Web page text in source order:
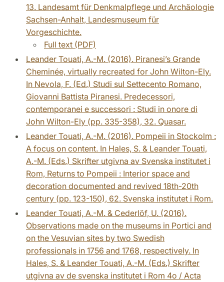
13. Landesamt für Denkmalpflege und Archäologie
Sachsen-Anhalt, Landesmuseum für
Vorgeschichte.
Full text (PDF)
Leander Touati, A.-M. (2016). Piranesi’s Grande
Cheminée, virtually recreated for John Wilton-Ely.
In Nevola, F. (Ed.) Studi sul Settecento Romano,
Giovanni Battista Piranesi. Predecessori,
contemporanei e successori : Studi in onore di
John Wilton-Ely (pp. 335-358), 32. Quasar.
Leander Touati, A.-M. (2016). Pompeii in Stockolm :
A focus on content. In Hales, S. & Leander Touati,
A.-M. (Eds.) Skrifter utgivna av Svenska institutet i
Rom, Returns to Pompeii : Interior space and
decoration documented and revived 18th-20th
century (pp. 123-150), 62. Svenska institutet i Rom.
Leander Touati, A.-M. & Cederlöf, U. (2016).
Observations made on the museums in Portici and
on the Vesuvian sites by two Swedish
professionals in 1756 and 1768, respectively. In
Hales, S. & Leander Touati, A.-M. (Eds.) Skrifter
utgivna av de svenska institutet i Rom 4o / Acta